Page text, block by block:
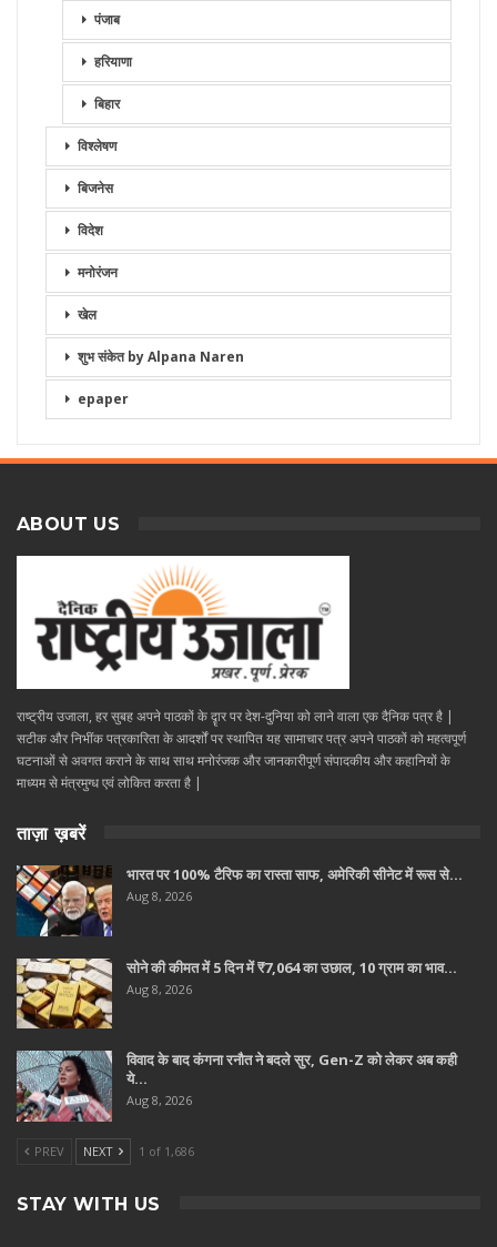
पंजाब
हरियाणा
बिहार
विश्लेषण
बिजनेस
विदेश
मनोरंजन
खेल
शुभ संकेत by Alpana Naren
epaper
ABOUT US
राष्ट्रीय उजाला, हर सुबह अपने पाठकों के दॄार पर देश-दुनिया को लाने वाला एक दैनिक पत्र है |
सटीक और निभींक पत्रकारिता के आदर्शों पर स्थापित यह सामाचार पत्र अपने पाठकों को महत्वपूर्ण
घटनाओं से अवगत कराने के साथ साथ मनोरंजक और जानकारीपूर्ण संपादकीय और कहानियों के
माध्यम से मंत्रमुग्ध एवं लोकित करता है |
ताज़ा ख़बरें
भारत पर 100% टैरिफ का रास्ता साफ, अमेरिकी सीनेट में रूस से…
Aug 8, 2026
सोने की कीमत में 5 दिन में ₹7,064 का उछाल, 10 ग्राम का भाव…
Aug 8, 2026
विवाद के बाद कंगना रनौत ने बदले सुर, Gen-Z को लेकर अब कही
ये…
Aug 8, 2026
PREV NEXT 1 of 1,686
STAY WITH US